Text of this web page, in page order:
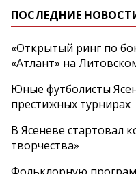
ПОСЛЕДНИЕ
«Открытый ринг по
«Атлант» на
Юные футболисты
престижных турнирах
В Ясеневе стартовал
творчества»
Фольклорную